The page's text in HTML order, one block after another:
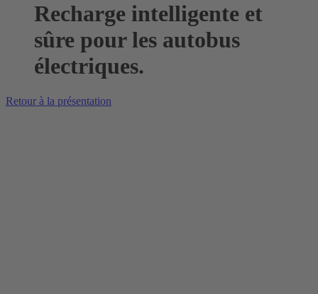
Recharge intelligente et
sûre pour les autobus
électriques.
Retour à la présentation